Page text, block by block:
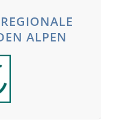
ALPEN